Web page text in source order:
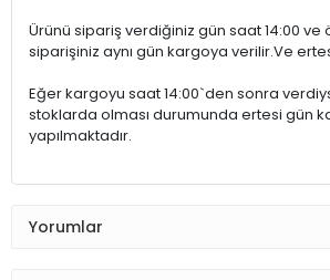
Ürünü sipariş verdiğiniz gün saat 14:00 ve
siparişiniz aynı gün kargoya verilir.Ve
Eğer kargoyu saat 14:00`den sonra
stoklarda olması durumunda ertesi gün
yapılmaktadır.
Yorumlar